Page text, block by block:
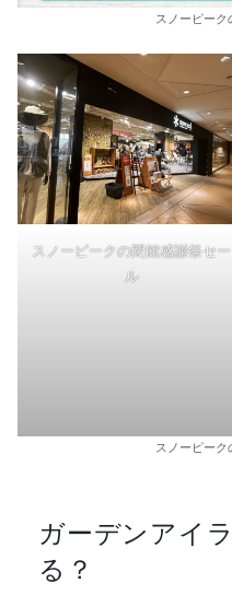
スノーピー
スノーピークの閉館感謝祭セー
ル
スノーピー
ガーデンアイ
る？